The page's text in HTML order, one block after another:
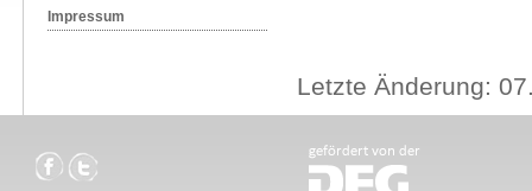
Impressum
Letzte Änderung: